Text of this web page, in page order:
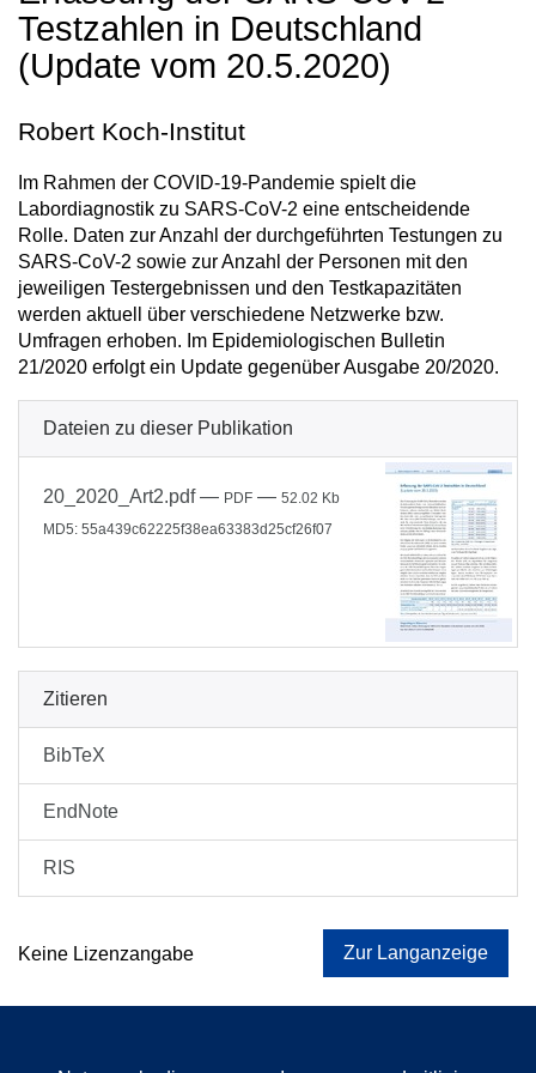
Testzahlen in Deutschland
(Update vom 20.5.2020)
Robert Koch-Institut
Im Rahmen der COVID-19-Pandemie spielt die
Labordiagnostik zu SARS-CoV-2 eine entscheidende
Rolle. Daten zur Anzahl der durchgeführten Testungen zu
SARS-CoV-2 sowie zur Anzahl der Personen mit den
jeweiligen Testergebnissen und den Testkapazitäten
werden aktuell über verschiedene Netzwerke bzw.
Umfragen erhoben. Im Epidemiologischen Bulletin
21/2020 erfolgt ein Update gegenüber Ausgabe 20/2020.
Dateien zu dieser Publikation
20_2020_Art2.pdf— PDF — 52.02 Kb
MD5: 55a439c62225f38ea63383d25cf26f07
Zitieren
BibTeX
EndNote
RIS
Keine Lizenzangabe Zur Langanzeige